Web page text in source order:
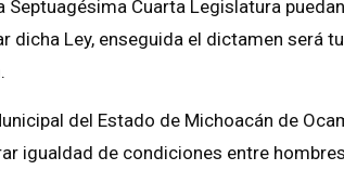
Septuagésima Cuarta Legislatura
dicha Ley, enseguida el dictamen será
del Estado de Michoacán de
igualdad de condiciones entre